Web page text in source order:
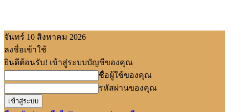
จันทร์ 10 สิงหาคม 2026
ลงชื่อเข้าใช้
ยินดีต้อนรับ! เข้าสู่ระบบบัญชีของคุณ
ชื่อผู้ใช้ของคุณ
รหัสผ่านของคุณ